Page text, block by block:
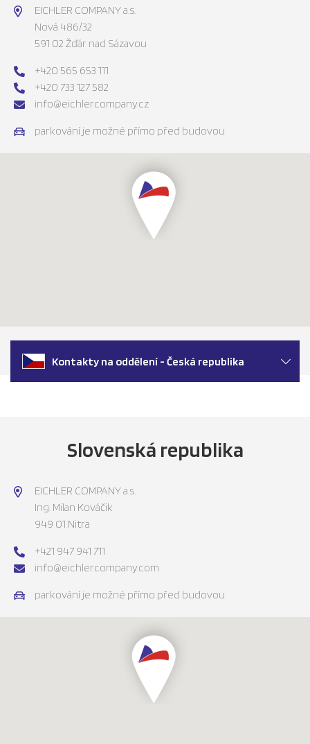
EICHLER COMPANY a.s.
Nová 486/32
591 02 Žďár nad Sázavou
+420 565 653 111
+420 733 127 582
info@eichlercompany.cz
parkování je možné přímo před budovou
Kontakty na oddělení - Česká republika
Slovenská republika
EICHLER COMPANY a.s.
Ing. Milan Kováčik
949 01 Nitra
+421 947 941 711
info@eichlercompany.com
parkování je možné přímo před budovou